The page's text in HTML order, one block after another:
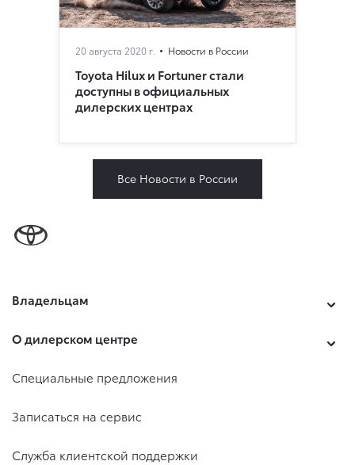
20 августа 2020 г. Новости в России
Toyota Hilux и Fortuner стали
доступны в официальных
дилерских центрах
Все Новости в России
Владельцам
О дилерском центре
Специальные предложения
Записаться на сервис
Служба клиентской поддержки